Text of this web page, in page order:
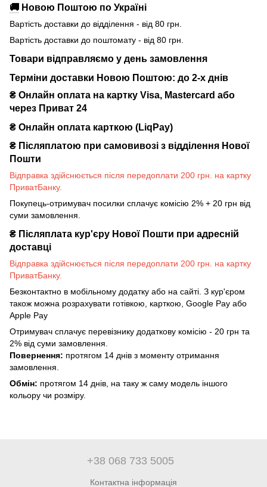
🚚 Новою Поштою по Україні
Вартість доставки до відділення - від 80 грн.
Вартість доставки до поштомату - від 80 грн.
Товари відправляємо у день замовлення
Терміни доставки Новою Поштою: до 2-х днів
₴ Онлайн оплата на картку Visa, Mastercard або
через Приват 24
₴ Онлайн оплата карткою (LiqPay)
₴ Післяплатою при самовивозі з відділення Нової
Пошти
Відправка здійснюється після передоплати 200 грн. на картку
ПриватБанку.
Покупець-отримувач посилки сплачує комісію 2% + 20 грн від
суми замовлення.
₴ Післяплата кур'єру Нової Пошти при адресній
доставці
Відправка здійснюється після передоплати 200 грн. на картку
ПриватБанку.
Безконтактно в мобільному додатку або на сайті. З кур'єром
також можна розрахувати готівкою, карткою, Google Pay або
Apple Pay
Отримувач сплачує перевізнику додаткову комісію - 20 грн та
2% від суми замовлення.
Повернення: протягом 14 днів з моменту отримання
замовлення.
Обмін: протягом 14 днів, на таку ж саму модель іншого
кольору чи розміру.
+38 068 733 5005
Контактна інформація